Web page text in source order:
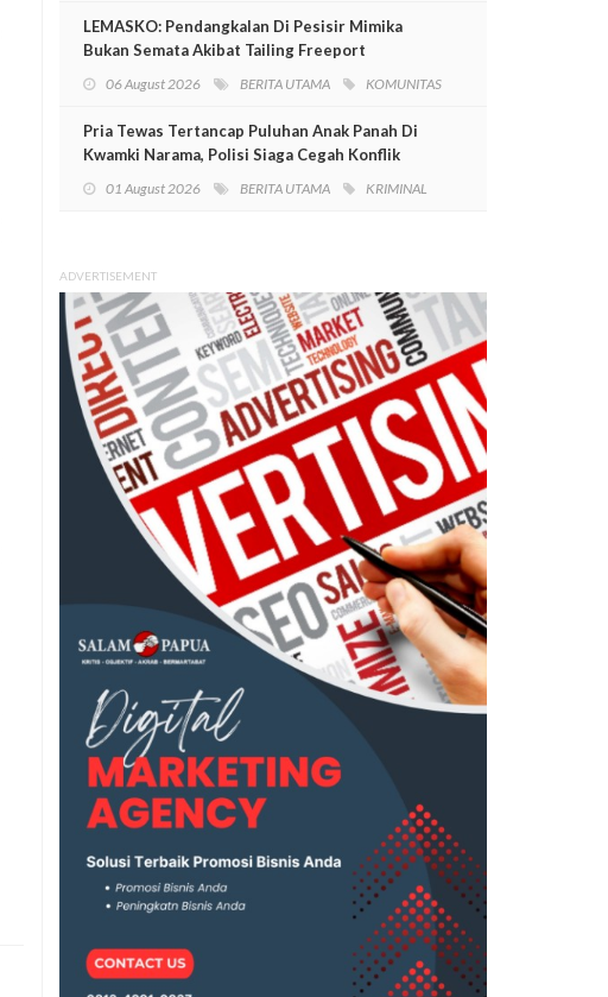
LEMASKO: Pendangkalan Di Pesisir Mimika
Bukan Semata Akibat Tailing Freeport
06 August 2026 BERITA UTAMA KOMUNITAS
Pria Tewas Tertancap Puluhan Anak Panah Di
Kwamki Narama, Polisi Siaga Cegah Konflik
01 August 2026 BERITA UTAMA KRIMINAL
ADVERTISEMENT